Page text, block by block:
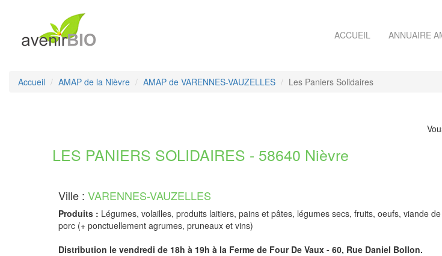
ACCUEIL ANNUAIRE
Accueil AMAP de la Nièvre AMAP de VARENNES-VAUZELLES Les Paniers Solidaires
LES PANIERS SOLIDAIRES - 58640 Nièvre
Ville : VARENNES-VAUZELLES
Produits : Légumes, volailles, produits laitiers, pains et pâtes, légumes secs, fruits, oeufs, viande de
porc (+ ponctuellement agrumes, pruneaux et vins)
Distribution le vendredi de 18h à 19h à la Ferme de Four De Vaux - 60, Rue Daniel Bollon.